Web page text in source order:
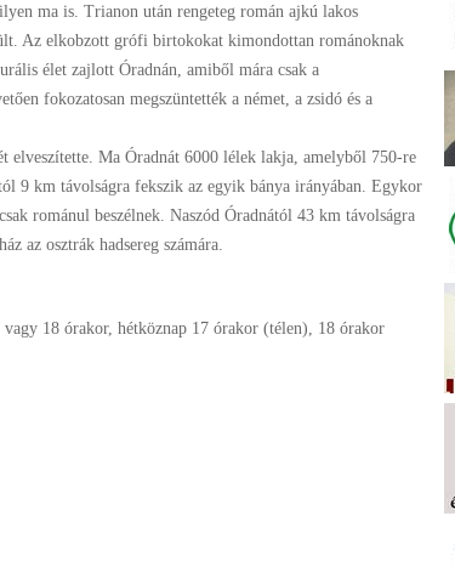
ma is. Trianon után rengeteg román ajkú lakos
Az elkobzott grófi birtokokat kimondottan románoknak
élet zajlott Óradnán, amiből mára csak a
fokozatosan megszüntették a német, a zsidó és a
elveszítette. Ma Óradnát 6000 lélek lakja, amelyből 750-re
9 km távolságra fekszik az egyik bánya irányában. Egykor
románul beszélnek. Naszód Óradnától 43 km távolságra
az osztrák hadsereg számára.
vagy 18 órakor, hétköznap 17 órakor (télen), 18 órakor